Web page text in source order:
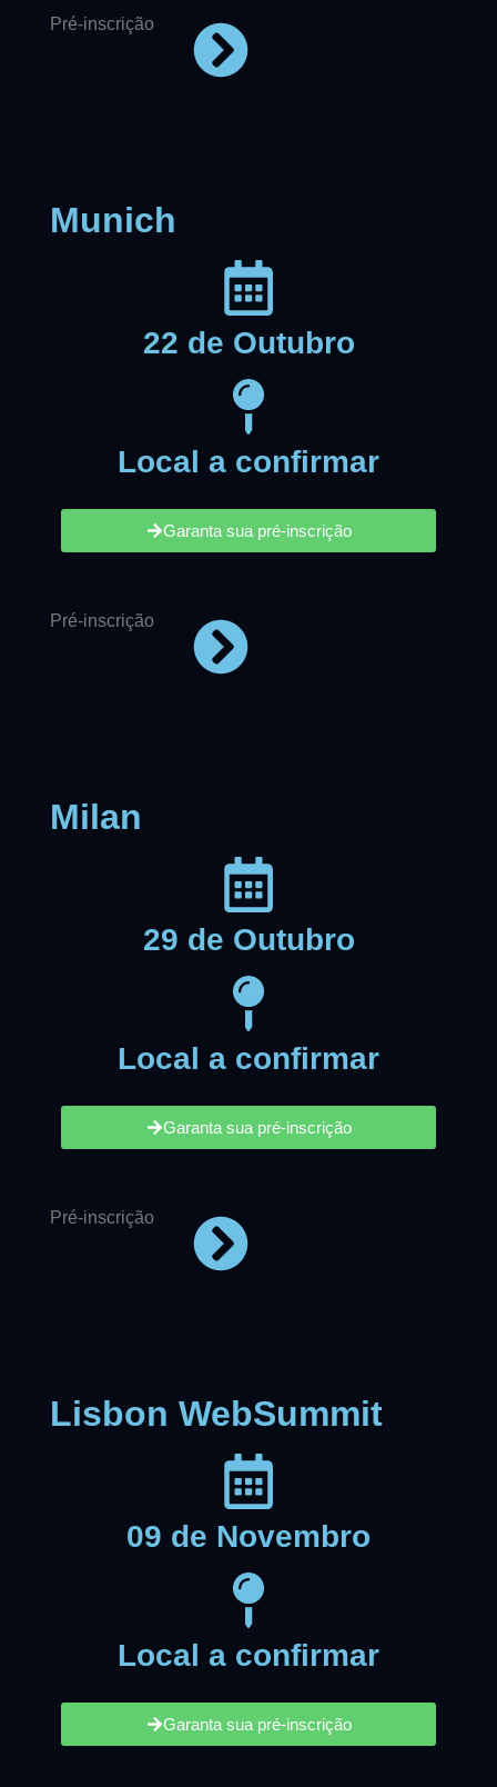
Pré-inscrição
Munich
22 de Outubro
Local a confirmar
Garanta sua pré-inscrição
Pré-inscrição
Milan
29 de Outubro
Local a confirmar
Garanta sua pré-inscrição
Pré-inscrição
Lisbon WebSummit
09 de Novembro
Local a confirmar
Garanta sua pré-inscrição